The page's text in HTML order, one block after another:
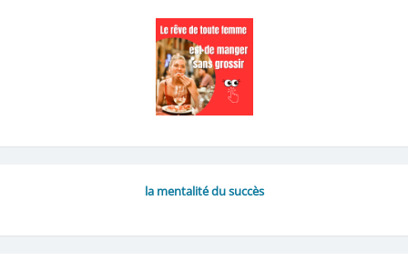
la mentalité du succès